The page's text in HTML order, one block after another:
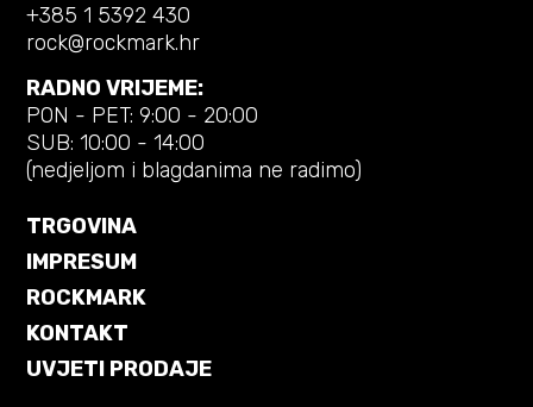
+385 1 5392 430
rock@rockmark.hr
RADNO VRIJEME:
PON - PET: 9:00 - 20:00
SUB: 10:00 - 14:00
(nedjeljom i blagdanima ne radimo)
TRGOVINA
IMPRESUM
ROCKMARK
KONTAKT
UVJETI PRODAJE